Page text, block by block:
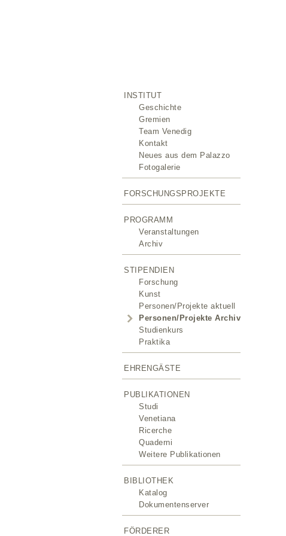
INSTITUT
Geschichte
Gremien
Team Venedig
Kontakt
Neues aus dem Palazzo
Fotogalerie
FORSCHUNGSPROJEKTE
PROGRAMM
Veranstaltungen
Archiv
STIPENDIEN
Forschung
Kunst
Personen/Projekte aktuell
Personen/Projekte Archiv
Studienkurs
Praktika
EHRENGÄSTE
PUBLIKATIONEN
Studi
Venetiana
Ricerche
Quaderni
Weitere Publikationen
BIBLIOTHEK
Katalog
Dokumentenserver
FÖRDERER